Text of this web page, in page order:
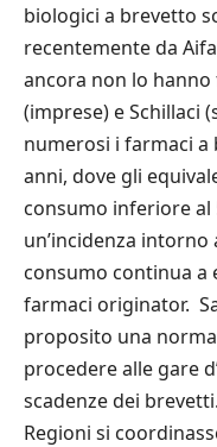
biologici a brevetto
recentemente da
ancora non lo hanno
(imprese) e Schillaci
numerosi i farmaci
anni, dove gli
consumo inferiore
un’incidenza
consumo continua a
farmaci originator.
proposito una
procedere alle gare
scadenze dei
Regioni si